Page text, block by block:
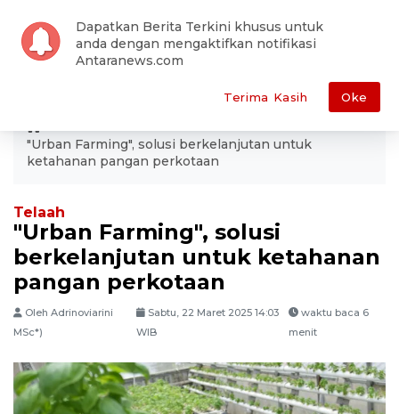
"Urban Farming", solusi berkelanjutan untuk
ketahanan pangan perkotaan
Telaah
"Urban Farming", solusi
berkelanjutan untuk ketahanan
pangan perkotaan
Oleh Adrinoviarini
MSc*)
Sabtu, 22 Maret 2025 14:03
WIB
waktu baca 6
menit
Dapatkan Berita Terkini khusus untuk
anda dengan mengaktifkan notifikasi
Antaranews.com
Oke
Terima Kasih